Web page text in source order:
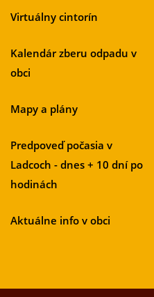
Virtuálny cintorín
Kalendár zberu odpadu v
obci
Mapy a plány
Predpoveď počasia v
Ladcoch - dnes + 10 dní po
hodinách
Aktuálne info v obci